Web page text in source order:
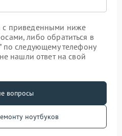
с приведенными ниже
либо обратиться в
по следующему телефону
нашли ответ на свой
вопросы
ноутбуков